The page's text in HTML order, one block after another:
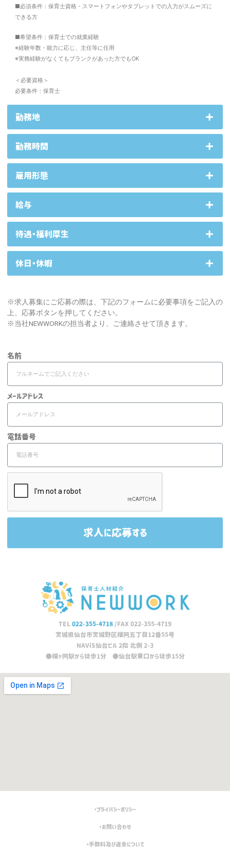
■必須条件：保育士資格・スマートフォンやタブレットでの入力がスムーズに
できる方
■希望条件：保育士での就業経験
※経験年数・能力に応じ、主任等に任用
※実務経験がなくてもブランクがあった方でもOK
＜必要資格＞
必要条件：保育士
勤務地
勤務時間
雇用形態
給与
待遇・福利厚生
休日・休暇
※求人募集にご応募の際は、下記のフォームに必要事項をご記入の
上、応募ボタンを押してください。
※当社NEWWORKの担当者より、ご連絡させて頂きます。
名前
メールアドレス
電話番号
求人に応募する
TEL 022-355-4718 /FAX 022-355-4719
宮城県仙台市宮城野区榴岡五丁目12番55号
NAViS仙台ビル 2階 北側 2-3
●榴ヶ岡駅から徒歩1分 ●仙台駅東口から徒歩15分
・プライバシーポリシー
・お問い合わせ
・手数料及び返金について